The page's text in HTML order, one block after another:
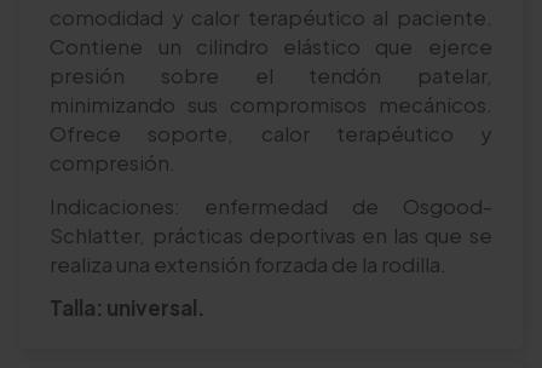
comodidad y calor terapéutico al paciente.
Contiene un cilindro elástico que ejerce
presión sobre el tendón patelar,
minimizando sus compromisos mecánicos.
Ofrece soporte, calor terapéutico y
compresión.
Indicaciones: enfermedad de Osgood-
Schlatter, prácticas deportivas en las que se
realiza una extensión forzada de la rodilla.
Talla: universal.